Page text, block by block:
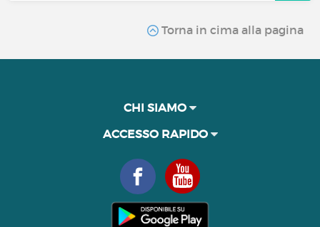
Torna in cima alla pagina
CHI SIAMO
ACCESSO RAPIDO